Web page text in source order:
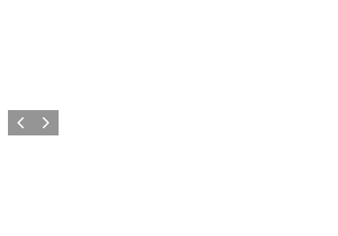
ZurückWeiter